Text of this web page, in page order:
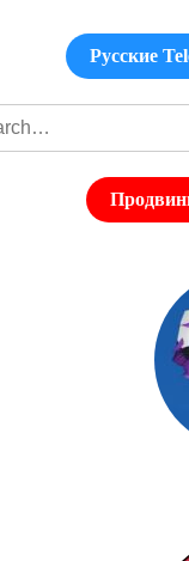
Русские